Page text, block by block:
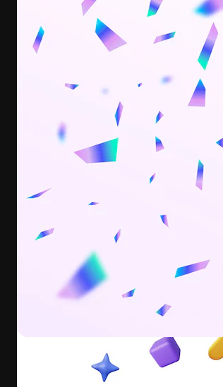
Videomallar
Ikoner
3D-modeller
Den kreativa plattformen för att
ditt bästa arbete. Mer än 1 miljon
prenumeranter bland kreatörer,
byråer och studior.
Svenska
Freepik